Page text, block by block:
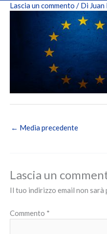
Lascia un commento / Di
← Media precedente
Lascia un
Il tuo indirizzo email non sarà
Commento *